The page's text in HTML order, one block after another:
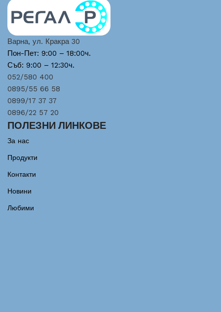
Варна, ул. Кракра 30
Пон-Пет: 9:00 – 18:00ч.
Съб: 9:00 – 12:30ч.
052/580 400
0895/55 66 58
0899/17 37 37
0896/22 57 20
ПОЛЕЗНИ ЛИНКОВЕ
За нас
Продукти
Контакти
Новини
Любими